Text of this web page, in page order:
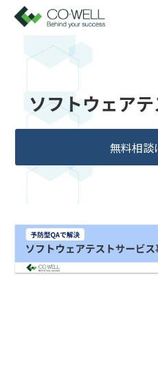
セミ
お役立ち
ソフトウェア
無料相談